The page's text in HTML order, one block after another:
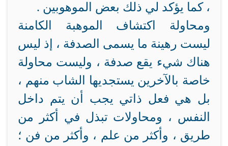
، كما يؤكد لي ذلك بعض الموهوبين .
ومحاولة اكتشاف الموهبة الكامنة
ليست رهينة ما يسمى الصدفة ، إذ ليس
هناك شيء يقع صدفة ، وليست محاولة
خاصة بالآخرين يستجديها الشاب منهم ،
بل هي فعل ذاتي يجب أن يتم داخل
النفس ، ومحاولات تبذل في أكثر من
طريق ، وأكثر من علم ، وأكثر من فن ؛